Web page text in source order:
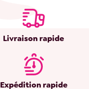
Livraison rapide
Expédition rapide